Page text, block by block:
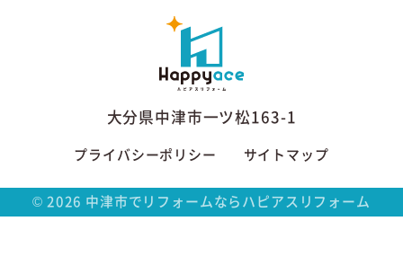
大分県中津市一ツ松163-1
プライバシーポリシー サイトマップ
© 2026 中津市でリフォームならハピアスリフォーム